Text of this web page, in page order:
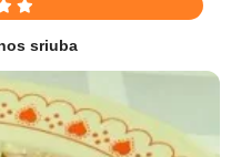
sriuba